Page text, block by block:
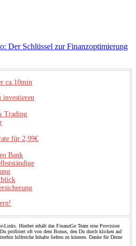
Der Schlüssel zur Finanzoptimierung
ca.10min
investieren
Trading
für 2,99€
Bank
Links. Hierbei erhält das FinanzGo Team eine Provision
profitiert oft von dem Bonus, den Du durch klicken auf
hilfreiche Inhalte liefern zu können. Danke für Deine